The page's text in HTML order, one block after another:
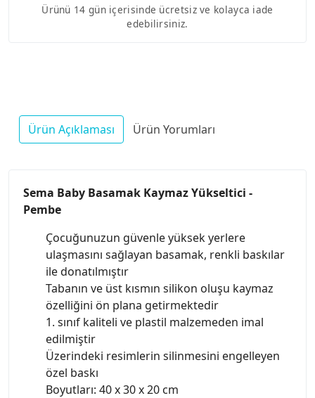
Ürünü 14 gün içerisinde ücretsiz ve kolayca iade
edebilirsiniz.
Ürün Açıklaması Ürün Yorumları
Sema Baby Basamak Kaymaz Yükseltici -
Pembe
Çocuğunuzun güvenle yüksek yerlere
ulaşmasını sağlayan basamak, renkli baskılar
ile donatılmıştır
Tabanın ve üst kısmın silikon oluşu kaymaz
özelliğini ön plana getirmektedir
1. sınıf kaliteli ve plastil malzemeden imal
edilmiştir
Üzerindeki resimlerin silinmesini engelleyen
özel baskı
Boyutları: 40 x 30 x 20 cm